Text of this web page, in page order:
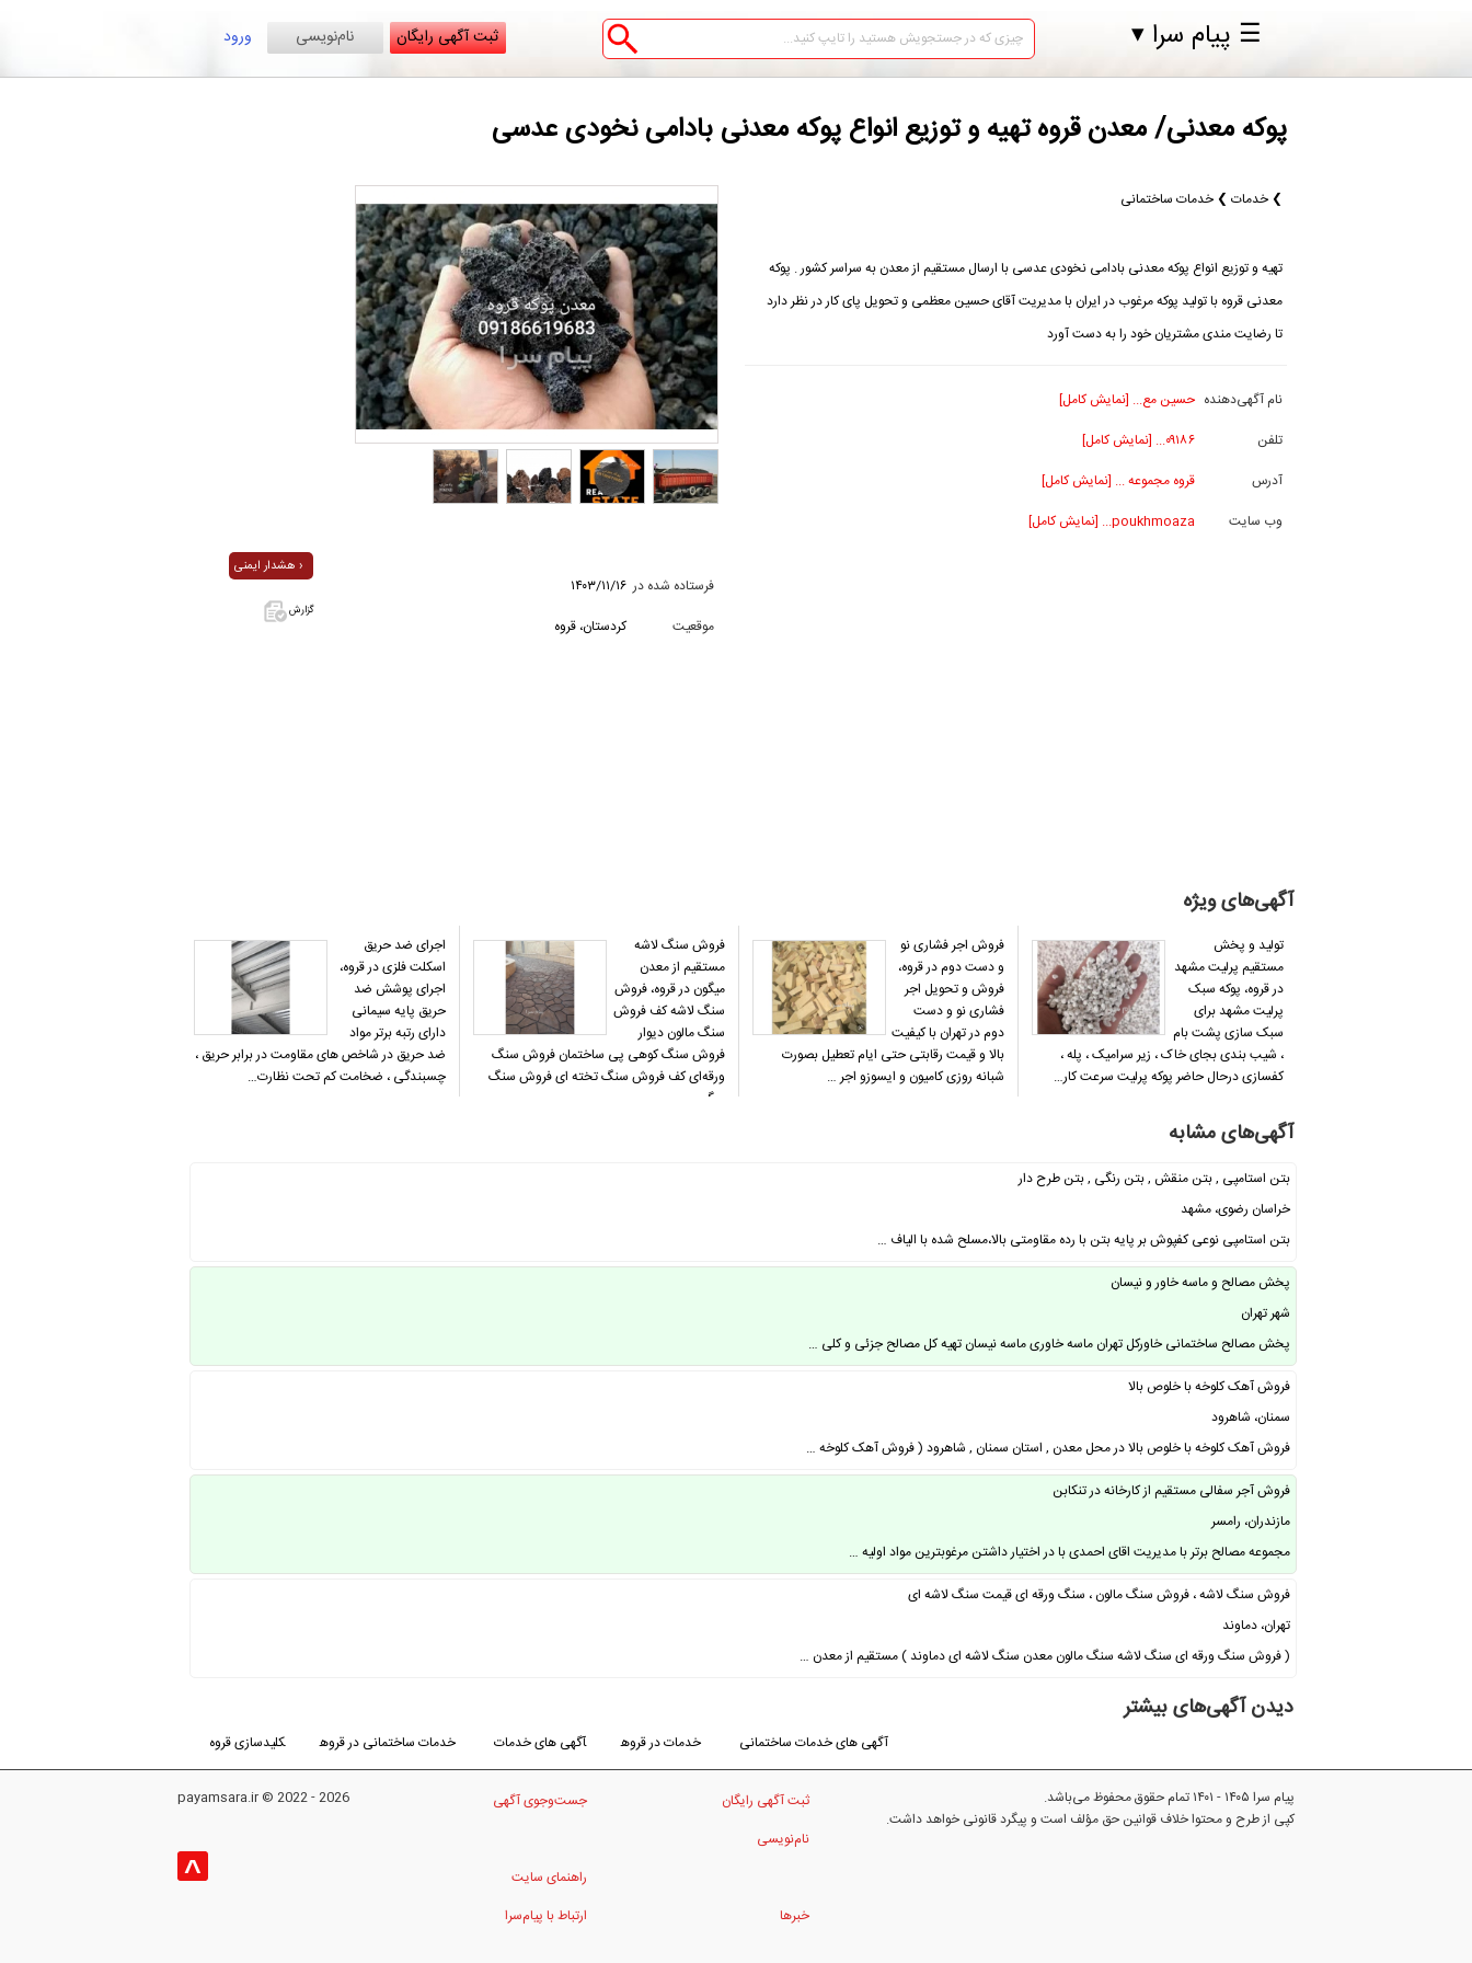
☰ پیام سرا ▾ ورود نام‌نویسی ثبت آگهی رایگان
پوکه معدنی/ معدن قروه تهیه و توزیع انواع پوکه معدنی بادامی نخودی عدسی
❯ خدمات ❯ خدمات ساختمانی
تهیه و توزیع انواع پوکه معدنی بادامی نخودی عدسی با ارسال مستقیم از معدن به سراسر کشور . پوکه
معدنی قروه با تولید پوکه مرغوب در ایران با مدیریت آقای حسین معظمی و تحویل پای کار در نظر دارد
تا رضایت مندی مشتریان خود را به دست آورد
نام آگهی‌دهنده حسین مع... [نمایش کامل]
تلفن
۰۹۱۸۶... [نمایش کامل]
آدرس
قروه مجموعه ... [نمایش کامل]
وب سایت
poukhmoaza... [نمایش کامل]
هشدار ایمنی ›
گزارش
فرستاده شده در ۱۴۰۳/۱۱/۱۶
موقعیت
کردستان، قروه
آگهی‌های ویژه
تولید و پخش
مستقیم پرلیت مشهد
در قروه، پوکه سبک
پرلیت مشهد برای
سبک سازی پشت بام
، شیب بندی بجای خاک ، زیر سرامیک ، پله ،
کفسازی درحال حاضر پوکه پرلیت سرعت کار…
فروش اجر فشاری نو
و دست دوم در قروه،
فروش و تحویل اجر
فشاری نو و دست
دوم در تهران با کیفیت
بالا و قیمت رقابتی حتی ایام تعطیل بصورت
شبانه روزی کامیون و ایسوزو اجر …
فروش سنگ لاشه
مستقیم از معدن
میگون در قروه، فروش
سنگ لاشه کف فروش
سنگ مالون دیوار
فروش سنگ کوهی پی ساختمان فروش سنگ
ورقه‌ای کف فروش سنگ تخته ای فروش سنگ
میگون…
اجرای ضد حریق
اسکلت فلزی در قروه،
اجرای پوشش ضد
حریق پایه سیمانی
دارای رتبه برتر مواد
ضد حریق در شاخص های مقاومت در برابر حریق ،
چسبندگی ، ضخامت کم تحت نظارت…
آگهی‌های مشابه
بتن استامپی , بتن منقش , بتن رنگی , بتن طرح دار
خراسان رضوی، مشهد
بتن استامپی نوعی کفپوش بر پایه بتن با رده مقاومتی بالا،مسلح شده با الیاف …
پخش مصالح و ماسه خاور و نیسان
شهر تهران
پخش مصالح ساختمانی خاورکل تهران ماسه خاوری ماسه نیسان تهیه کل مصالح جزئی و کلی …
فروش آهک کلوخه با خلوص بالا
سمنان، شاهرود
فروش آهک کلوخه با خلوص بالا در محل معدن , استان سمنان , شاهرود ( فروش آهک کلوخه …
فروش آجر سفالی مستقیم از کارخانه در تنکابن
مازندران، رامسر
مجموعه مصالح برتر با مدیریت اقای احمدی با در اختیار داشتن مرغوبترین مواد اولیه …
فروش سنگ لاشه ، فروش سنگ مالون ، سنگ ورقه ای قیمت سنگ لاشه ای
تهران، دماوند
( فروش سنگ ورقه ای سنگ لاشه سنگ مالون معدن سنگ لاشه ای دماوند ) مستقیم از معدن …
دیدن آگهی‌های بیشتر
آگهی های خدمات ساختمانی خدمات در قروه آگهی های خدمات خدمات ساختمانی در قروه کلیدسازی قروه
پیام سرا ۱۴۰۵ - ۱۴۰۱ تمام حقوق محفوظ می‌باشد.
کپی از طرح و محتوا خلاف قوانین حق مؤلف است و پیگرد قانونی خواهد داشت.
ثبت آگهی رایگان
نام‌نویسی
خبرها
جست‌وجوی آگهی
راهنمای سایت
ارتباط با پیام‌سرا
payamsara.ir © 2022 - 2026
^